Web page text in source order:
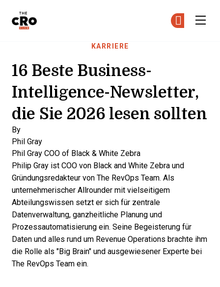
KARRIERE
16 Beste Business-
Intelligence-Newsletter,
die Sie 2026 lesen sollten
By
Phil Gray
Phil Gray COO of Black & White Zebra
Philip Gray ist COO von Black and White Zebra und
Gründungsredakteur von The RevOps Team. Als
unternehmerischer Allrounder mit vielseitigem
Abteilungswissen setzt er sich für zentrale
Datenverwaltung, ganzheitliche Planung und
Prozessautomatisierung ein. Seine Begeisterung für
Daten und alles rund um Revenue Operations brachte ihm
die Rolle als "Big Brain" und ausgewiesener Experte bei
The RevOps Team ein.